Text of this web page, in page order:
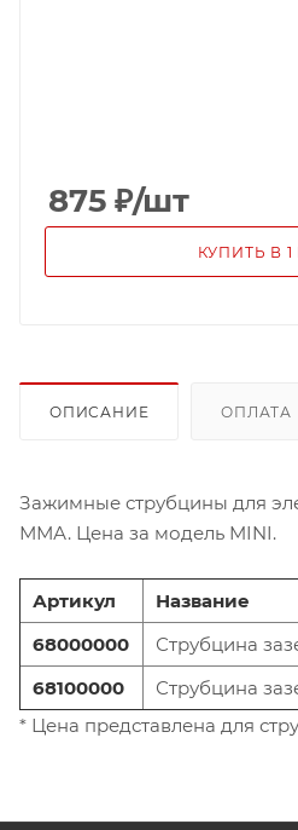
875 ₽/шт
КУПИТЬ В
ОПИСАНИЕ ОПЛАТА
Зажимные струбцины для
ММА. Цена за модель MINI.
Артикул
Название
68000000
Струбцина
68100000
Струбцина
* Цена представлена для